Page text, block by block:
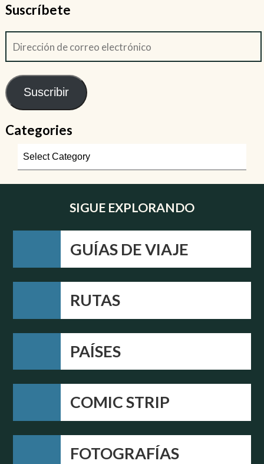
Suscríbete
Suscribir
Categories
SIGUE EXPLORANDO
GUÍAS DE VIAJE
RUTAS
PAÍSES
COMIC STRIP
FOTOGRAFÍAS